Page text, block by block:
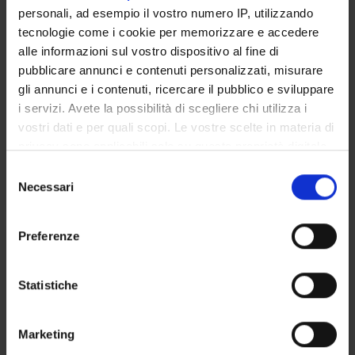
personali, ad esempio il vostro numero IP, utilizzando
tecnologie come i cookie per memorizzare e accedere
alle informazioni sul vostro dispositivo al fine di
pubblicare annunci e contenuti personalizzati, misurare
gli annunci e i contenuti, ricercare il pubblico e sviluppare
i servizi. Avete la possibilità di scegliere chi utilizza i
vostri dati e per quali scopi. Le vostre scelte in materia di
modificare o revocare il proprio consenso in qualsiasi
momento dalla Dichiarazione sui cookie o facendo clic
raccogliere informazioni sulla tua posizione
geografica, con un'approssimazione di qualche
Identificare il tuo dispositivo, scansionandolo
Necessari
Preferenze
Statistiche
Marketing
Credits
2
Period
INSEGNAMENTI ANNUALI M46
Academic staff
Giovanni Corrocher
Lessons timetable
ATTIVITA' PRATICA IN